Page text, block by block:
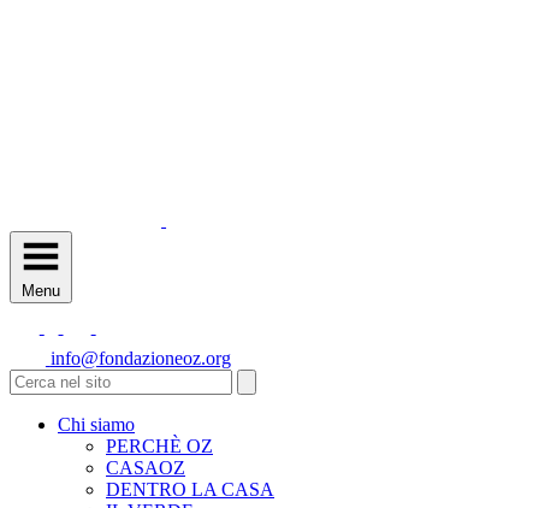
Menu
info@fondazioneoz.org
Chi siamo
PERCHÈ OZ
CASAOZ
DENTRO LA CASA